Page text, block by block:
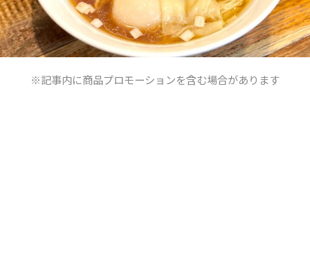
※記事内に商品プロモーションを含む場合があります